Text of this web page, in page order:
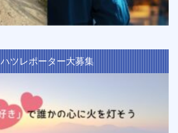
ハツレポーター大募集